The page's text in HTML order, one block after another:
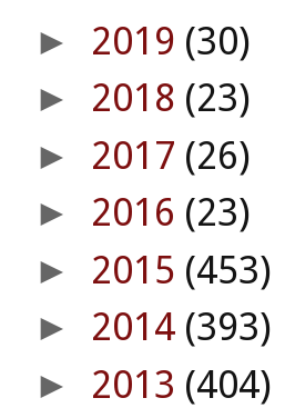
► 2019 (30)
► 2018 (23)
► 2017 (26)
► 2016 (23)
► 2015 (453)
► 2014 (393)
► 2013 (404)